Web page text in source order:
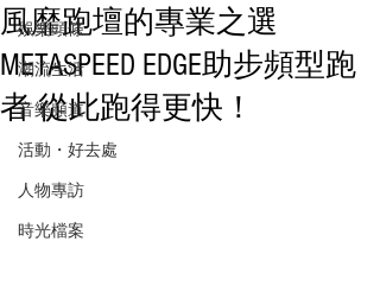
娛樂頭條
潮流生活
音樂頻道
活動・好去處
人物專訪
時光檔案
風靡跑壇的專業之選
METASPEED EDGE助步頻型跑
者 從此跑得更快！